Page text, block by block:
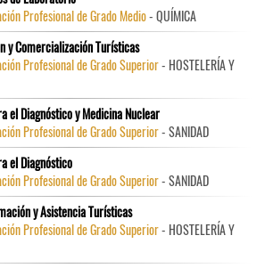
Profesional de Grado Medio- QUÍMICA
y Comercialización Turísticas
Profesional de Grado Superior- HOSTELERÍA Y
el Diagnóstico y Medicina Nuclear
Profesional de Grado Superior- SANIDAD
el Diagnóstico
Profesional de Grado Superior- SANIDAD
y Asistencia Turísticas
Profesional de Grado Superior- HOSTELERÍA Y